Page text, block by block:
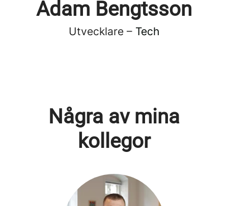
Adam Bengtsson
Utvecklare – Tech
Några av mina
kollegor